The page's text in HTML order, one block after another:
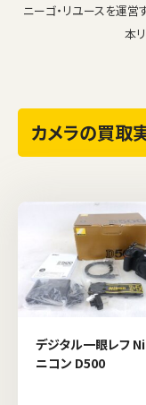
ニーゴ・リユースを運
本
カメラの買取
デジタル一眼レフ
ニコン D500